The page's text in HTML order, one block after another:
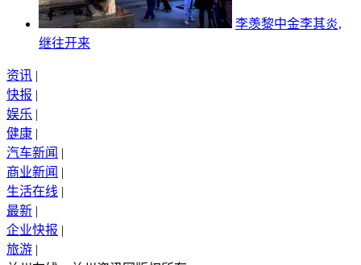
李羡黎中金李其炎,
继往开来
资讯 |
快报 |
娱乐 |
健康 |
汽车新闻 |
商业新闻 |
生活在线 |
最新 |
企业快报 |
旅游 |